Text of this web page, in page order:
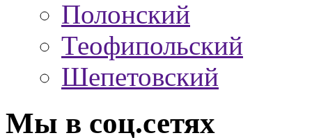
Полонский
Теофипольский
Шепетовский
Мы в соц.сетях